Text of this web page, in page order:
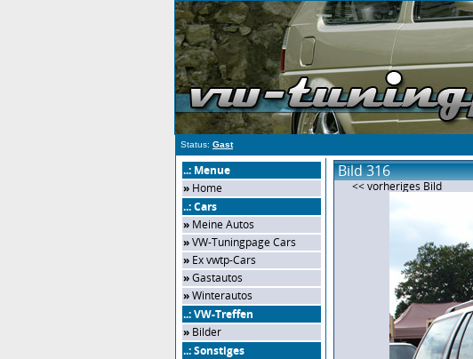
Status: Gast
..: Menue
» Home
..: Cars
» Meine Autos
»VW-Tuningpage Cars
» Ex vwtp-Cars
»Gastautos
»Winterautos
..: VW-Treffen
» Bilder
..: Sonstiges
Bild 316
<< vorheriges Bild